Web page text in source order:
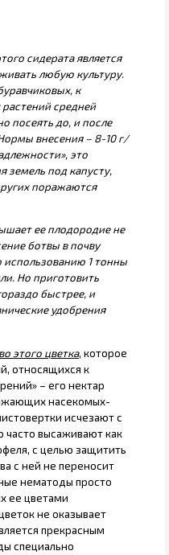
сидерата является
любую культуру.
к
средней
посеять до, и после
внесения – 8-10 г/
это
земель под капусту,
поражаются
ее плодородие не
ботвы в почву
использованию 1 тонны
Но приготовить
быстрее, и
удобрения
этого цветка, которое
относящихся к
– его нектар
насекомых-
исчезают с
часто высаживают как
с целью защитить
с ней не переносит
нематоды просто
ее цветами
не оказывает
прекрасным
специально